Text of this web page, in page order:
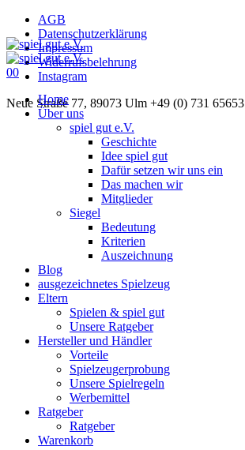
AGB
Datenschutzerklärung
Impressum
Widerrufsbelehrung
Instagram
Neue Straße 77, 89073 Ulm +49 (0) 731 65653
00
Home
Über uns
spiel gut e.V.
Geschichte
Idee spiel gut
Dafür setzen wir uns ein
Das machen wir
Mitglieder
Siegel
Bedeutung
Kriterien
Auszeichnung
Blog
ausgezeichnetes Spielzeug
Eltern
Spielen & spiel gut
Unsere Ratgeber
Hersteller und Händler
Vorteile
Spielzeugerprobung
Unsere Spielregeln
Werbemittel
Ratgeber
Ratgeber
Warenkorb